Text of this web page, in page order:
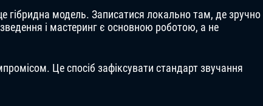
гібридна модель. Записатися локально там, де зручно
і мастеринг є основною роботою, а не
Це спосіб зафіксувати стандарт звучання